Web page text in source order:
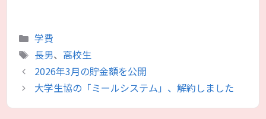
カ
テ
ゴ
リ
ー
学費
タ
グ
長男、 高校生
2026年3月の貯金額を公開
大学生協の「ミールシステム」、解約しました